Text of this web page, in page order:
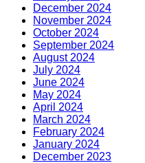
December 2024
November 2024
October 2024
September 2024
August 2024
July 2024
June 2024
May 2024
April 2024
March 2024
February 2024
January 2024
December 2023